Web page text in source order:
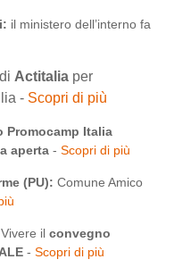
il ministero dell’interno fa
di Actitalia per
- Scopri di più
Promocamp Italia
aperta - Scopri di più
(PU): Comune Amico
il convegno
- Scopri di più